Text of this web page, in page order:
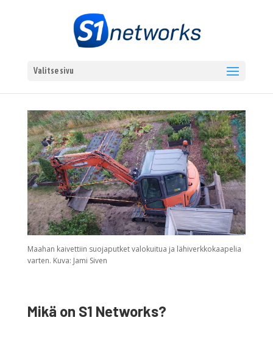
Valitse sivu
Maahan kaivettiin suojaputket valokuitua ja lähiverkkokaapelia
varten. Kuva: Jami Siven
Mikä on S1 Networks?